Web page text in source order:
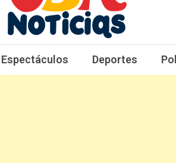
obrnoticias.com
obr noticias noticias, entretenimiento y
Espectáculos Deportes